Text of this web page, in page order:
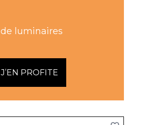
de luminaires
J’EN PROFITE